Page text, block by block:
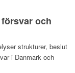
och
strukturer, beslut
i Danmark och